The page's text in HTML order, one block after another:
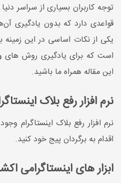
توجه کاربران بسیاری از سراسر
قواعدی دارد که بدون یادگیری
یکی از نکات اساسی در این زمینه
است که برای یادگیری روش های
این مقاله همراه ما باشید.
نرم افزار رفع بلاک
نرم افزار رفع بلاک اینستاگرام
اقدام به برگردان پیج خود کنید.
ابزار های اینستاگرامی